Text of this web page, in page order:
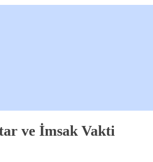
ve İmsak Vakti